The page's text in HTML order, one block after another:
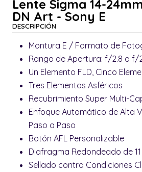
Lente Sigma 14-
DN Art - Sony E
DESCRIPCIÓN
Montura E / Formato de
Rango de Apertura: f/2.8 a f/
Un Elemento FLD, Cinco
Tres Elementos Asféricos
Recubrimiento Super Multi-
Enfoque Automático de Alta
Paso a Paso
Botón AFL Personalizable
Diafragma Redondeado de
Sellado contra Condiciones